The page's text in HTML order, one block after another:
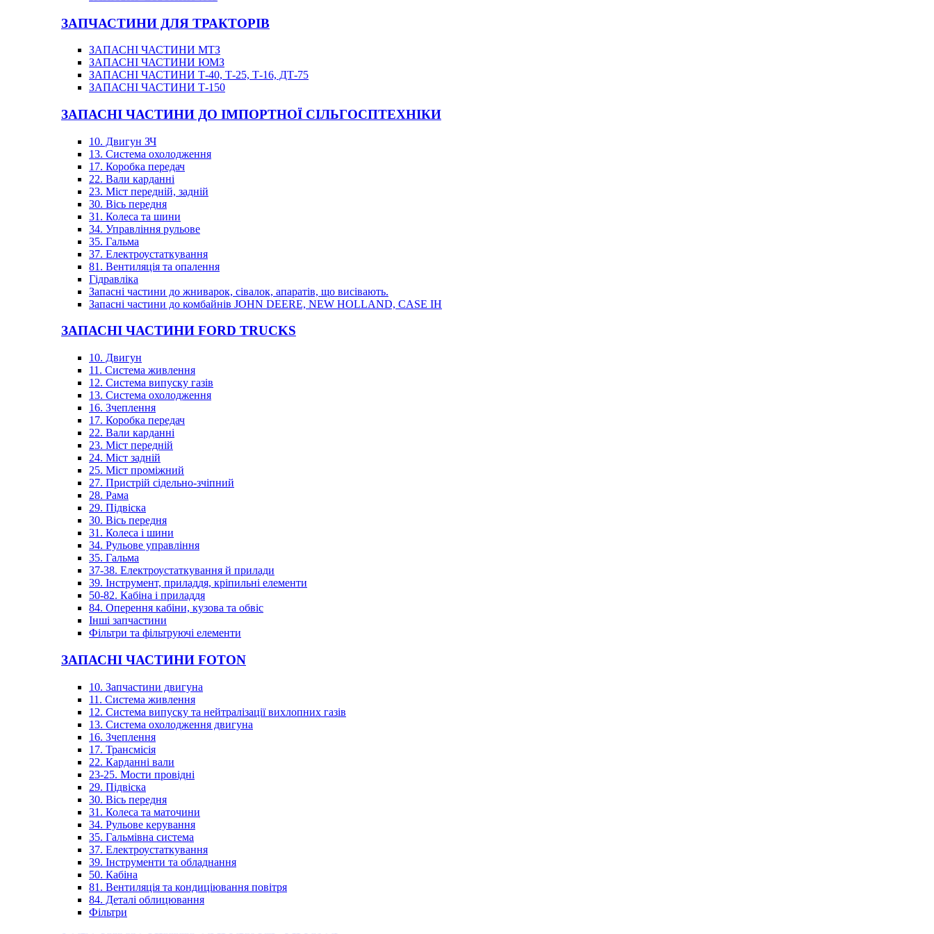
ЗАПЧАСТИНИ ДЛЯ ТРАКТОРІВ
ЗАПАСНІ ЧАСТИНИ МТЗ
ЗАПАСНІ ЧАСТИНИ ЮМЗ
ЗАПАСНІ ЧАСТИНИ Т-40, Т-25, Т-16, ДТ-75
ЗАПАСНІ ЧАСТИНИ Т-150
ЗАПАСНІ ЧАСТИНИ ДО ІМПОРТНОЇ СІЛЬГОСПТЕХНІКИ
10. Двигун ЗЧ
13. Система охолодження
17. Коробка передач
22. Вали карданні
23. Міст передній, задній
30. Вісь передня
31. Колеса та шини
34. Управління рульове
35. Гальма
37. Електроустаткування
81. Вентиляція та опалення
Гідравліка
Запасні частини до жниварок, сівалок, апаратів, що висівають.
Запасні частини до комбайнів JOHN DEERE, NEW HOLLAND, CASE IH
ЗАПАСНІ ЧАСТИНИ FORD TRUCKS
10. Двигун
11. Система живлення
12. Система випуску газів
13. Система охолодження
16. Зчеплення
17. Коробка передач
22. Вали карданні
23. Міст передній
24. Міст задній
25. Міст проміжний
27. Пристрій сідельно-зчіпний
28. Рама
29. Підвіска
30. Вісь передня
31. Колеса і шини
34. Рульове управління
35. Гальма
37-38. Електроустаткування й прилади
39. Інструмент, приладдя, кріпильні елементи
50-82. Кабіна і приладдя
84. Оперення кабіни, кузова та обвіс
Інші запчастини
Фільтри та фільтруючі елементи
ЗАПАСНІ ЧАСТИНИ FOTON
10. Запчастини двигуна
11. Система живлення
12. Система випуску та нейтралізації вихлопних газів
13. Система охолодження двигуна
16. Зчеплення
17. Трансмісія
22. Карданні вали
23-25. Мости провідні
29. Підвіска
30. Вісь передня
31. Колеса та маточини
34. Рульове керування
35. Гальмівна система
37. Електроустаткування
39. Інструменти та обладнання
50. Кабіна
81. Вентиляція та кондиціювання повітря
84. Деталі облицювання
Фільтри